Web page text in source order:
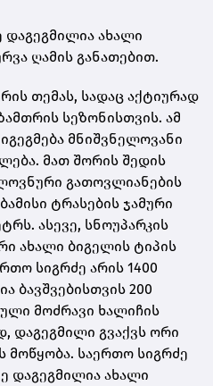
დაგეგმილია ახალი
ღამის განათებით.
თემას, სადაც აქტიურად
სეზონისთვის. ამ
მნიშვნელოვანი
მათ შორის შედის
გათოვლიანების
ტრასების ჯამური
ასევე, სნოუპარკის
ახალი ბიგელის ტიპის
სიგრძე არის 1400
ბავშვებისთვის 200
მოძრავი ხალიჩის
დაგეგმილი გვაქვს ორი
მოწყობა. საერთო სიგრძე
დაგეგმილია ახალი